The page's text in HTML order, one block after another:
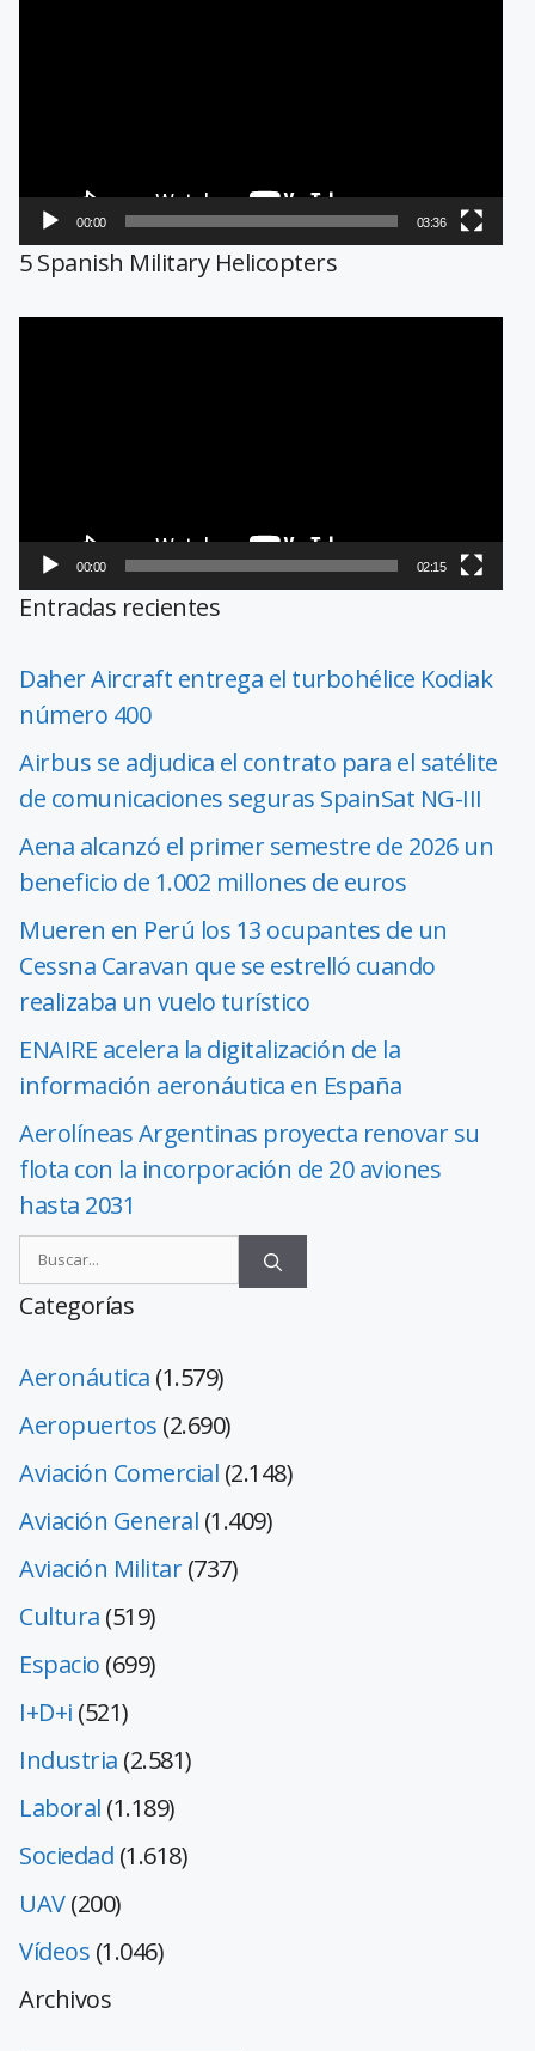
00:00 03:36
5 Spanish Military Helicopters
00:00 02:15
Entradas recientes
Daher Aircraft entrega el turbohélice Kodiak
número 400
Airbus se adjudica el contrato para el satélite
de comunicaciones seguras SpainSat NG-III
Aena alcanzó el primer semestre de 2026 un
beneficio de 1.002 millones de euros
Mueren en Perú los 13 ocupantes de un
Cessna Caravan que se estrelló cuando
realizaba un vuelo turístico
ENAIRE acelera la digitalización de la
información aeronáutica en España
Aerolíneas Argentinas proyecta renovar su
flota con la incorporación de 20 aviones
hasta 2031
Categorías
Aeronáutica (1.579)
Aeropuertos (2.690)
Aviación Comercial (2.148)
Aviación General (1.409)
Aviación Militar(737)
Cultura (519)
Espacio (699)
I+D+i (521)
Industria (2.581)
Laboral (1.189)
Sociedad (1.618)
UAV(200)
Vídeos (1.046)
Archivos